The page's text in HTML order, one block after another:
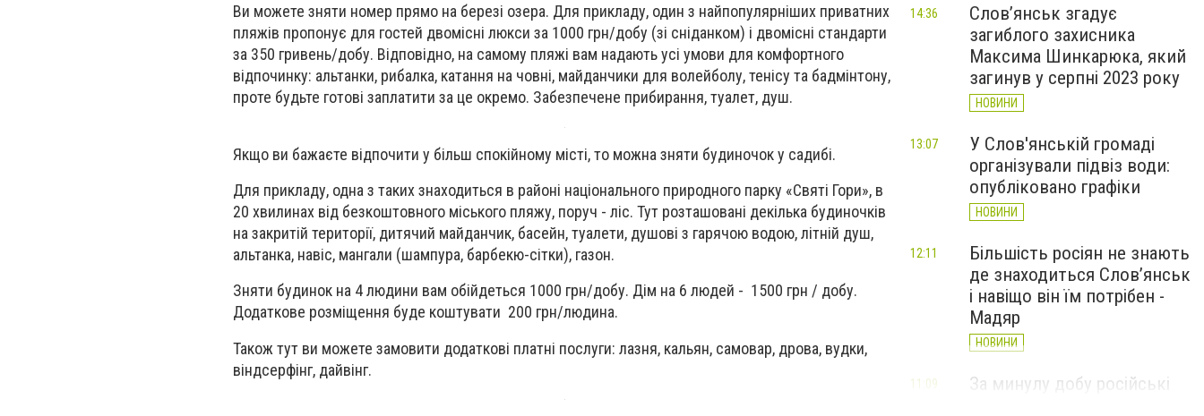
Ви можете зняти номер прямо на березі озера. Для прикладу, один з найпопулярніших приватних
пляжів пропонує для гостей двомісні люкси за 1000 грн/добу (зі сніданком) і двомісні стандарти
за 350 гривень/добу. Відповідно, на самому пляжі вам надають усі умови для комфортного
відпочинку: альтанки, рибалка, катання на човні, майданчики для волейболу, тенісу та бадмінтону,
проте будьте готові заплатити за це окремо. Забезпечене прибирання, туалет, душ.
Якщо ви бажаєте відпочити у більш спокійному місті, то можна зняти будиночок у садибі.
Для прикладу, одна з таких знаходиться в районі національного природного парку «Святі Гори», в
20 хвилинах від безкоштовного міського пляжу, поруч - ліс. Тут розташовані декілька будиночків
на закритій території, дитячий майданчик, басейн, туалети, душові з гарячою водою, літній душ,
альтанка, навіс, мангали (шампура, барбекю-сітки), газон.
Зняти будинок на 4 людини вам обійдеться 1000 грн/добу. Дім на 6 людей - 1500 грн / добу.
Додаткове розміщення буде коштувати 200 грн/людина.
Також тут ви можете замовити додаткові платні послуги: лазня, кальян, самовар, дрова, вудки,
віндсерфінг, дайвінг.
Слов’янськ згадує
загиблого захисника
Максима Шинкарюка, який
загинув у серпні 2023 року
НОВИНИ
14:36
У Слов'янській громаді
організували підвіз води:
опубліковано графіки
НОВИНИ
13:07
Більшість росіян не знають
де знаходиться Слов’янськ
і навіщо він їм потрібен -
Мадяр
НОВИНИ
12:11
За минулу добу російські
11:09